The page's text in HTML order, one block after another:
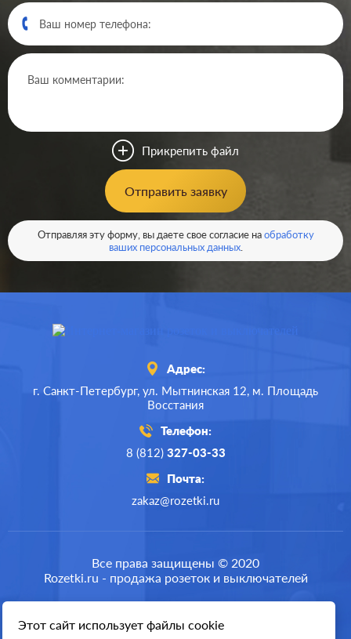
Отправить заявку
Прикрепить файл
Отправляя эту форму, вы даете свое согласие наобработку
ваших персональных данных.
Адрес:
г. Санкт-Петербург, ул. Мытнинская 12, м. Площадь
Восстания
Телефон:
8 (812) 327-03-33
Почта:
zakaz@rozetki.ru
Все права защищены © 2020
Rozetki.ru - продажа розеток и выключателей
Разработка сайта
Этот сайт использует файлы cookie